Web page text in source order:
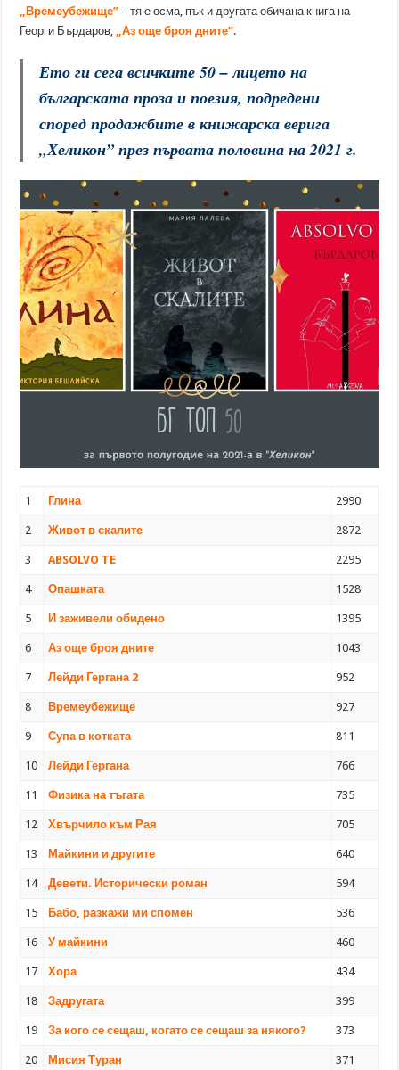
„Времеубежище” – тя е осма, пък и другата обичана книга на
Георги Бърдаров,
„Аз още броя дните”.
Ето ги сега всичките 50 – лицето на
българската проза и поезия, подредени
според продажбите в книжарска верига
„Хеликон” през първата половина на 2021 г.
1 Глина 2990
2 Живот в скалите 2872
3 ABSOLVO TE 2295
4 Опашката 1528
5 И заживели обидено 1395
6 Аз още броя дните 1043
7 Лейди Гергана 2 952
8 Времеубежище 927
9 Супа в котката 811
10 Лейди Гергана 766
11 Физика на тъгата 735
12 Хвърчило към Рая 705
13 Майкини и другите 640
14 Девети. Исторически роман 594
15 Бабо, разкажи ми спомен 536
16 У майкини 460
17 Хора 434
18 Задругата 399
19 За кого се сещаш, когато се сещаш за някого? 373
20 Мисия Туран 371